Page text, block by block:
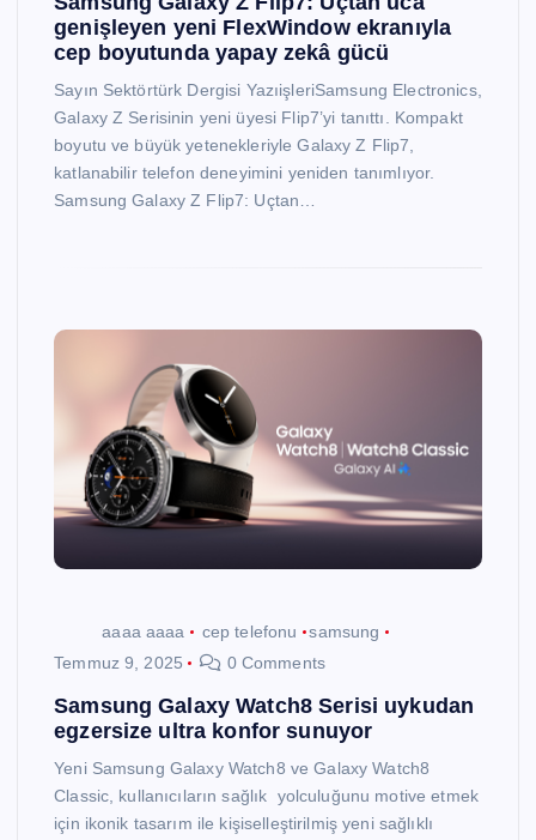
genişleyen yeni FlexWindow ekranıyla
cep boyutunda yapay zekâ gücü
Sayın Sektörtürk Dergisi YazıişleriSamsung Electronics,
Galaxy Z Serisinin yeni üyesi Flip7’yi tanıttı. Kompakt
boyutu ve büyük yetenekleriyle Galaxy Z Flip7,
katlanabilir telefon deneyimini yeniden tanımlıyor.
Samsung Galaxy Z Flip7: Uçtan…
aaaa aaaa cep telefonu
samsung
Temmuz 9, 2025
0 Comments
Samsung Galaxy Watch8 Serisi uykudan
egzersize ultra konfor sunuyor
Yeni Samsung Galaxy Watch8 ve Galaxy Watch8
Classic, kullanıcıların sağlık yolculuğunu motive etmek
için ikonik tasarım ile kişiselleştirilmiş yeni sağlıklı